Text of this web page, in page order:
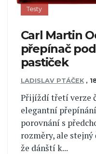
Testy
Carl Martin
přepínač
pastiček
LADISLAV PTÁČEK ,
Přijíždí třetí verze
elegantní
porovnání s
rozměry, ale
že dánští k...